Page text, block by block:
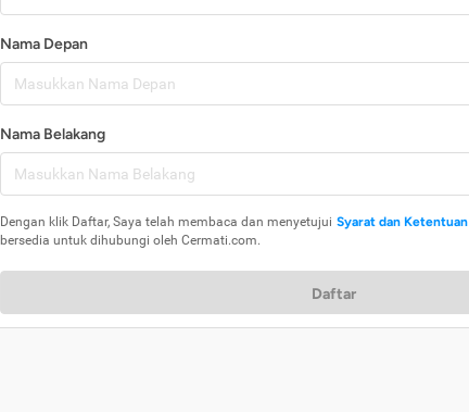
Nama Depan
Nama Belakang
Dengan klik Daftar, Saya telah membaca dan menyetujui Syarat dan Ketentuan
bersedia untuk dihubungi oleh Cermati.com.
Daftar